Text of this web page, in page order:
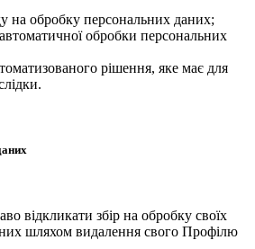
на обробку персональних даних;
обробки персональних
рішення, яке має для
відкликати збір на обробку своїх
шляхом видалення свого Профілю